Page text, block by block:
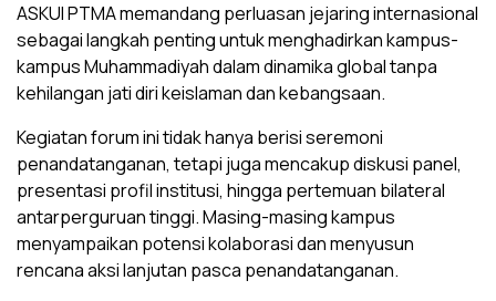
ASKUI PTMA memandang perluasan jejaring internasional
sebagai langkah penting untuk menghadirkan kampus-
kampus Muhammadiyah dalam dinamika global tanpa
kehilangan jati diri keislaman dan kebangsaan.
Kegiatan forum ini tidak hanya berisi seremoni
penandatanganan, tetapi juga mencakup diskusi panel,
presentasi profil institusi, hingga pertemuan bilateral
antarperguruan tinggi. Masing-masing kampus
menyampaikan potensi kolaborasi dan menyusun
rencana aksi lanjutan pasca penandatanganan.